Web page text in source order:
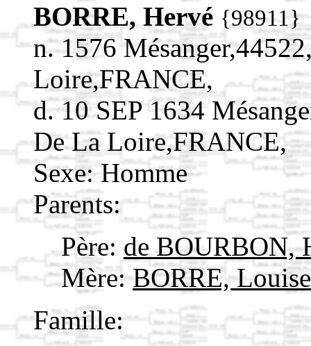
BORRE, Hervé {98911}
n. 1576
Loire,FRANCE,
d. 10 SEP 1634
De La Loire,FRANCE,
Sexe: Homme
Parents:
Père: de BOURBON,
Mère:BORRE,
Famille: